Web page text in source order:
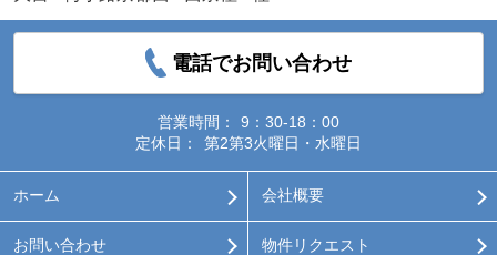
電話でお問い合わせ
営業時間：
9：30-18：00
定休日：
第2第3火曜日・水曜日
ホーム 会社概要
お問い合わせ 物件リクエスト